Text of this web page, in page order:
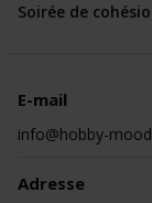
Soirée de
E-mail
info@hobby-
Adresse